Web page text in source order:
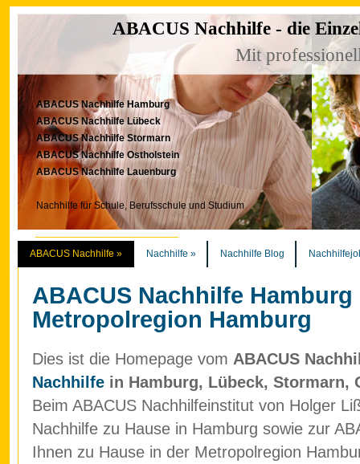
ABACUS Nachhilfe - die
Mit
ABACUS Nachhilfe Hamburg
ABACUS Nachhilfe Lübeck
ABACUS Nachhilfe Stormarn
ABACUS Nachhilfe Ostholstein
ABACUS Nachhilfe Lauenburg
Nachhilfe für Schule, Berufsschule und Studium
ABACUS Nachhilfe » Nachhilfe » Nachhilfe Blog
ABACUS Nachhilfe Hamburg
Metropolregion Hamburg
Dies ist die Homepage vom ABACUS
Nachhilfe in Hamburg, Lübeck, Stormarn,
Beim ABACUS Nachhilfeinstitut von Holger
Nachhilfe zu Hause in Hamburg sowie zur
Ihnen zu Hause in der Metropolregion